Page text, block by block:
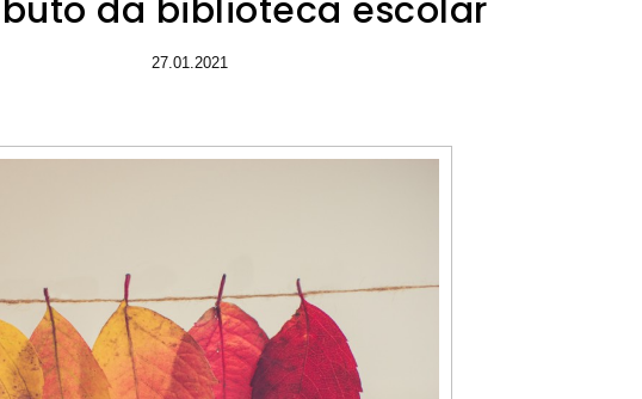
da biblioteca escolar
27.01.2021